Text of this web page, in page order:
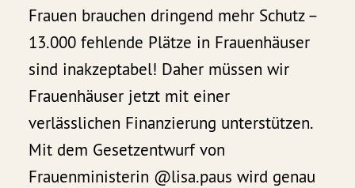
Frauen brauchen dringend mehr Schutz –
13.000 fehlende Plätze in Frauenhäuser
sind inakzeptabel! Daher müssen wir
Frauenhäuser jetzt mit einer
verlässlichen Finanzierung unterstützen.
Mit dem Gesetzentwurf von
Frauenministerin @lisa.paus wird genau